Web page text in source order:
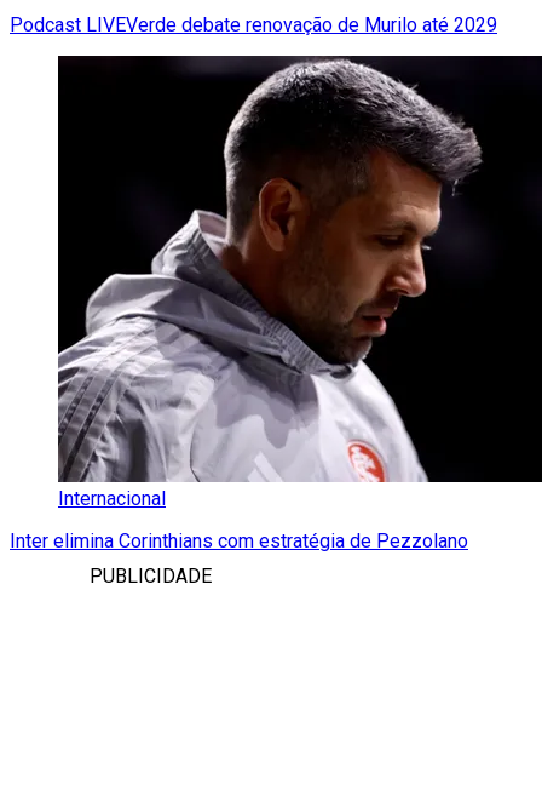
Podcast LIVEVerde debate renovação de Murilo até 2029
Internacional
Inter elimina Corinthians com estratégia de Pezzolano
PUBLICIDADE